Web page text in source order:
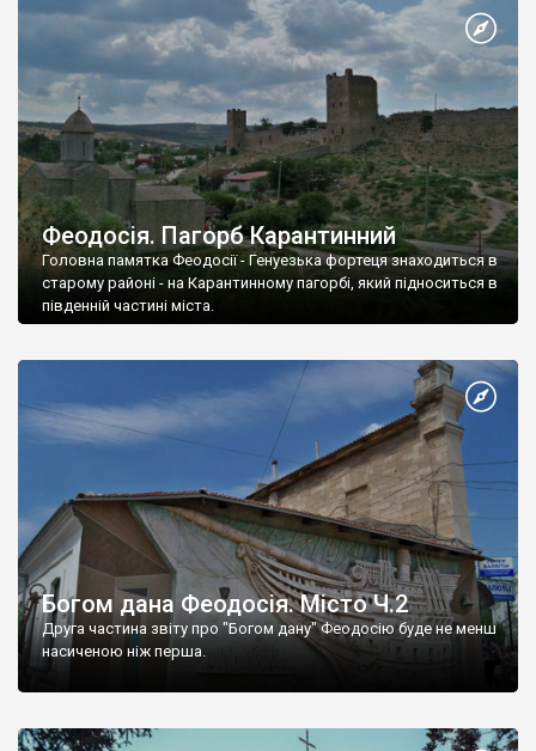
Феодосія. Пагорб Карантинний
Головна памятка Феодосії - Генуезька фортеця знаходиться в
старому районі - на Карантинному пагорбі, який підноситься в
південній частині міста.
Богом дана Феодосія. Місто Ч.2
Друга частина звіту про "Богом дану" Феодосію буде не менш
насиченою ніж перша.